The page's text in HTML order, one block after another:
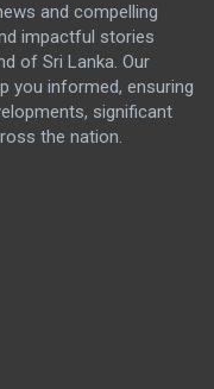
and compelling
impactful stories
of Sri Lanka. Our
you informed, ensuring
significant
the nation.